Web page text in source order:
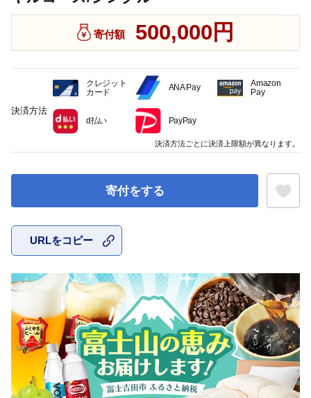
寄付額 500,000円
寄付をする
URLをコピー
決済方法
クレジット
カード
ANA Pay
Amazon
Pay
d払い PayPay
決済方法ごとに決済上限額が異なります。